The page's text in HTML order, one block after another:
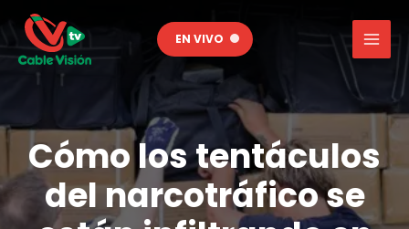
contenido
EN VIVO
Cómo los tentáculos
del narcotráfico se